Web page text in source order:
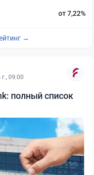
от 7,22%
→
09:00
полный список